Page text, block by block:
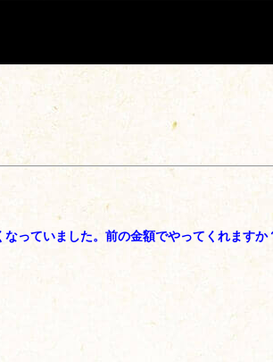
っていました。前の金額でやってくれますか